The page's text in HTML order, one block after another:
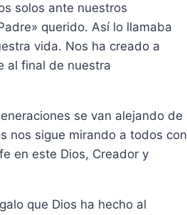
solos ante nuestros
querido. Así lo llamaba
vida. Nos ha creado a
al final de nuestra
se van alejando de
nos sigue mirando a todos con
en este Dios, Creador y
que Dios ha hecho al